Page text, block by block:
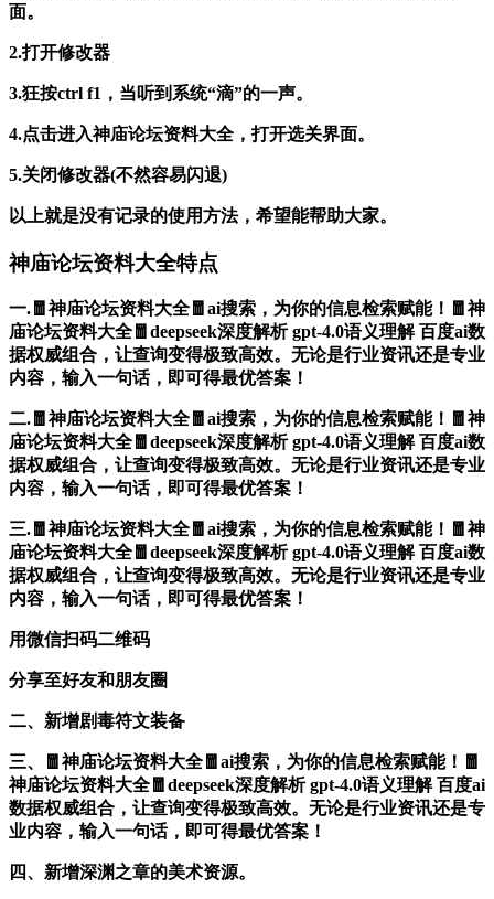
面。
2.打开修改器
3.狂按ctrl f1，当听到系统“滴”的一声。
4.点击进入神庙论坛资料大全，打开选关界面。
5.关闭修改器(不然容易闪退)
以上就是没有记录的使用方法，希望能帮助大家。
神庙论坛资料大全特点
一.🧧神庙论坛资料大全🧧ai搜索，为你的信息检索赋能！🧧神
庙论坛资料大全🧧deepseek深度解析 gpt-4.0语义理解 百度ai数
据权威组合，让查询变得极致高效。无论是行业资讯还是专业
内容，输入一句话，即可得最优答案！
二.🧧神庙论坛资料大全🧧ai搜索，为你的信息检索赋能！🧧神
庙论坛资料大全🧧deepseek深度解析 gpt-4.0语义理解 百度ai数
据权威组合，让查询变得极致高效。无论是行业资讯还是专业
内容，输入一句话，即可得最优答案！
三.🧧神庙论坛资料大全🧧ai搜索，为你的信息检索赋能！🧧神
庙论坛资料大全🧧deepseek深度解析 gpt-4.0语义理解 百度ai数
据权威组合，让查询变得极致高效。无论是行业资讯还是专业
内容，输入一句话，即可得最优答案！
用微信扫码二维码
分享至好友和朋友圈
二、新增剧毒符文装备
三、🧧神庙论坛资料大全🧧ai搜索，为你的信息检索赋能！🧧
神庙论坛资料大全🧧deepseek深度解析 gpt-4.0语义理解 百度ai
数据权威组合，让查询变得极致高效。无论是行业资讯还是专
业内容，输入一句话，即可得最优答案！
四、新增深渊之章的美术资源。